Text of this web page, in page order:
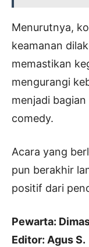
Menurutnya,
keamanan
memastikan
mengurangi
menjadi
comedy.
Acara yang
pun berakhir
positif dari
Pewarta:
Editor: Agus S.